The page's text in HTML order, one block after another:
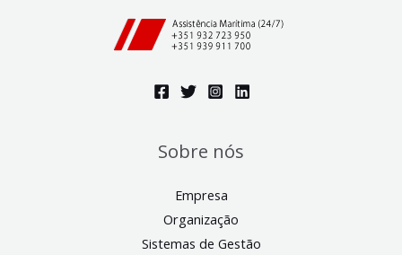
Sobre nós
Empresa
Organização
Sistemas de Gestão